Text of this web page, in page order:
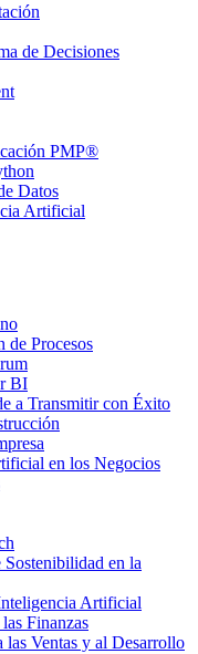
de Decisiones
PMP®
Datos
Artificial
de Procesos
BI
a Transmitir con Éxito
en los Negocios
Sostenibilidad en la
Artificial
Finanzas
Ventas y al Desarrollo